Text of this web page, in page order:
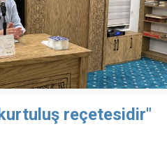
reçetesidir"